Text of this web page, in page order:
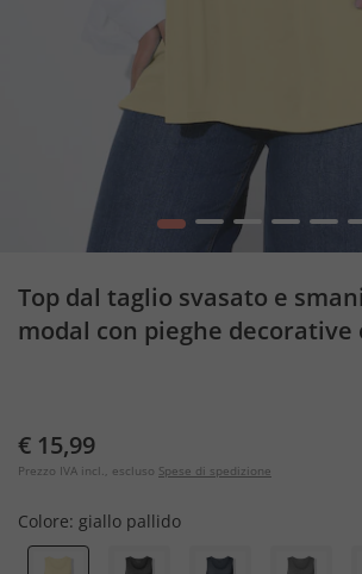
1 2 3 4 5
Top dal taglio svasato e
modal con pieghe decorative
€ 15,99
Prezzo IVA incl., escluso Spese di spedizione
Colore: giallo pallido